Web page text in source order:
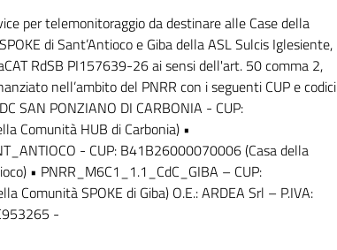
per telemonitoraggio da destinare alle Case della
di Sant’Antioco e Giba della ASL Sulcis Iglesiente,
RdSB PI157639-26 ai sensi dell'art. 50 comma 2,
nell’ambito del PNRR con i seguenti CUP e codici
SAN PONZIANO DI CARBONIA - CUP:
Comunità HUB di Carbonia) •
- CUP: B41B26000070006 (Casa della
• PNRR_M6C1_1.1_CdC_GIBA – CUP:
Comunità SPOKE di Giba) O.E.: ARDEA Srl – P.IVA:
-